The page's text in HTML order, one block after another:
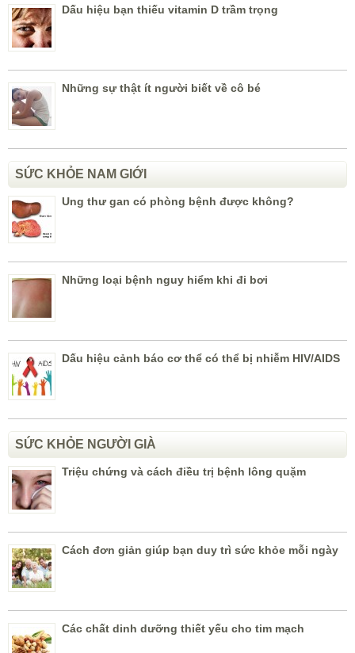
Dấu hiệu bạn thiếu vitamin D trầm trọng
Những sự thật ít người biết về cô bé
SỨC KHỎE NAM GIỚI
Ung thư gan có phòng bệnh được không?
Những loại bệnh nguy hiểm khi đi bơi
Dấu hiệu cảnh báo cơ thể có thể bị nhiễm HIV/AIDS
SỨC KHỎE NGƯỜI GIÀ
Triệu chứng và cách điều trị bệnh lông quặm
Cách đơn giản giúp bạn duy trì sức khỏe mỗi ngày
Các chất dinh dưỡng thiết yếu cho tim mạch